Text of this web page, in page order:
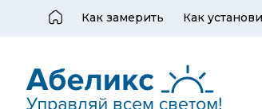
Как замерить Как